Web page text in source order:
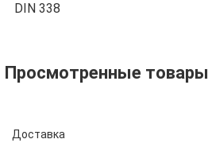
DIN 338
Просмотренные товары
Доставка